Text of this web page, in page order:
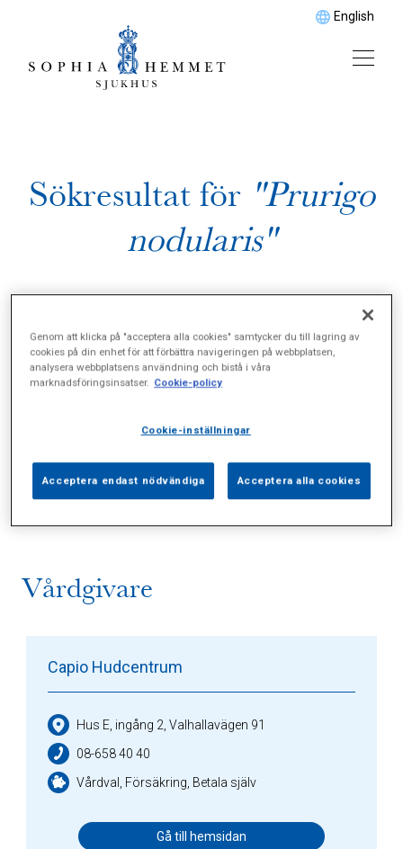
English
Sökresultat för "Prurigo
nodularis"
Sidor (0) Press (0) Sophianytt (0)
Vårdgivare
Capio Hudcentrum
Hus E, ingång 2, Valhallavägen 91
08-658 40 40
Vårdval, Försäkring, Betala själv
Gå till hemsidan
Genom att klicka på "acceptera alla cookies" samtycker du till lagring av
cookies på din enhet för att förbättra navigeringen på webbplatsen,
analysera webbplatsens användning och bistå i våra
marknadsföringsinsatser. Cookie-policy
Cookie-inställningar
Acceptera endast nödvändiga Acceptera alla cookies